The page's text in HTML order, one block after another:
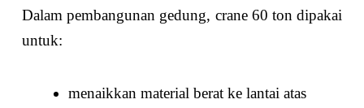
Dalam pembangunan gedung, crane 60 ton dipakai
untuk:
menaikkan material berat ke lantai atas